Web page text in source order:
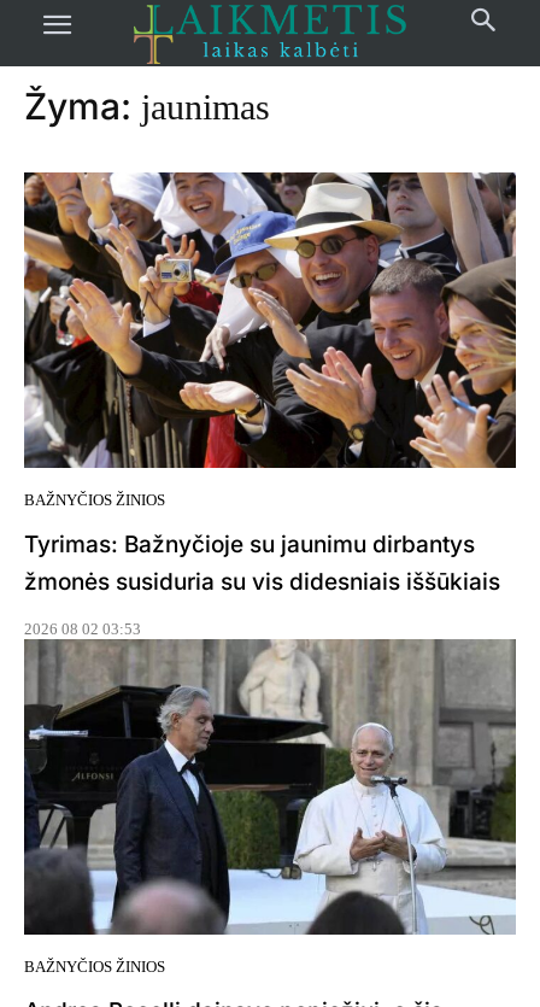
žymos Jaunimas
Žyma: jaunimas
BAŽNYČIOS ŽINIOS
Tyrimas: Bažnyčioje su jaunimu dirbantys
žmonės susiduria su vis didesniais iššūkiais
2026 08 02 03:53
BAŽNYČIOS ŽINIOS